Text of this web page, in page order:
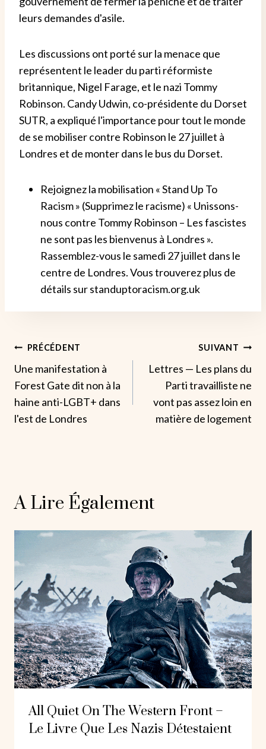
leurs demandes d'asile.
Les discussions ont porté sur la menace que
représentent le leader du parti réformiste
britannique, Nigel Farage, et le nazi Tommy
Robinson. Candy Udwin, co-présidente du Dorset
SUTR, a expliqué l'importance pour tout le monde
de se mobiliser contre Robinson le 27 juillet à
Londres et de monter dans le bus du Dorset.
Rejoignez la mobilisation « Stand Up To
Racism » (Supprimez le racisme) « Unissons-
nous contre Tommy Robinson – Les fascistes
ne sont pas les bienvenus à Londres ».
Rassemblez-vous le samedi 27 juillet dans le
centre de Londres. Vous trouverez plus de
détails sur standuptoracism.org.uk
Navigation
De
L’article
PRÉCÉDENT
Une manifestation à
Forest Gate dit non à la
haine anti-LGBT+ dans
l'est de Londres
SUIVANT
Lettres — Les plans du
Parti travailliste ne
vont pas assez loin en
matière de logement
A Lire Également
All Quiet On The Western Front –
Le Livre Que Les Nazis Détestaient